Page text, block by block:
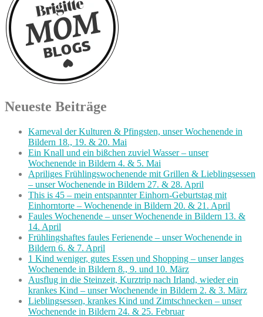
Neueste Beiträge
Karneval der Kulturen & Pfingsten, unser Wochenende in
Bildern 18., 19. & 20. Mai
Ein Knall und ein bißchen zuviel Wasser – unser
Wochenende in Bildern 4. & 5. Mai
Apriliges Frühlingswochenende mit Grillen & Lieblingsessen
– unser Wochenende in Bildern 27. & 28. April
This is 45 – mein entspannter Einhorn-Geburtstag mit
Einhorntorte – Wochenende in Bildern 20. & 21. April
Faules Wochenende – unser Wochenende in Bildern 13. &
14. April
Frühlingshaftes faules Ferienende – unser Wochenende in
Bildern 6. & 7. April
1 Kind weniger, gutes Essen und Shopping – unser langes
Wochenende in Bildern 8., 9. und 10. März
Ausflug in die Steinzeit, Kurztrip nach Irland, wieder ein
krankes Kind – unser Wochenende in Bildern 2. & 3. März
Lieblingsessen, krankes Kind und Zimtschnecken – unser
Wochenende in Bildern 24. & 25. Februar